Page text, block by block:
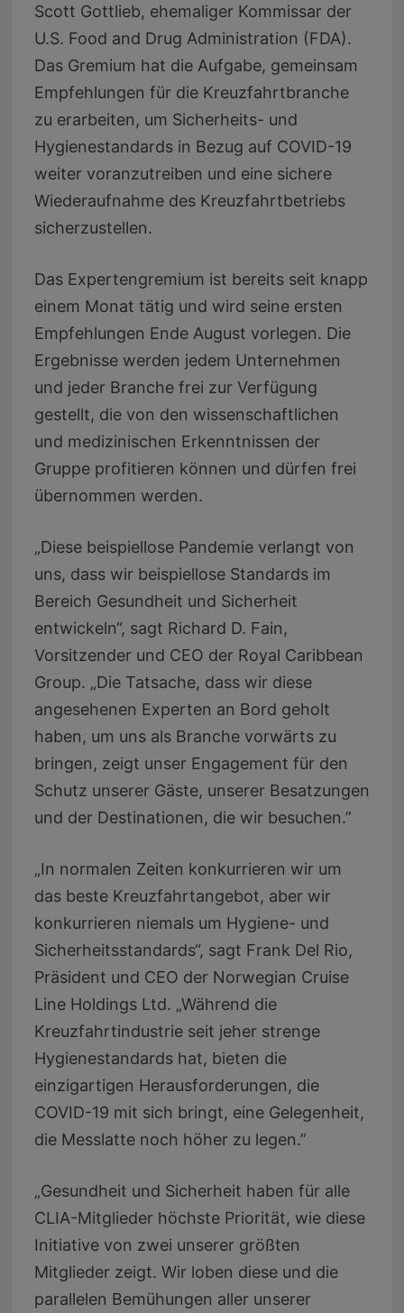
Scott Gottlieb, ehemaliger Kommissar der
U.S. Food and Drug Administration (FDA).
Das Gremium hat die Aufgabe, gemeinsam
Empfehlungen für die Kreuzfahrtbranche
zu erarbeiten, um Sicherheits- und
Hygienestandards in Bezug auf COVID-19
weiter voranzutreiben und eine sichere
Wiederaufnahme des Kreuzfahrtbetriebs
sicherzustellen.
Das Expertengremium ist bereits seit knapp
einem Monat tätig und wird seine ersten
Empfehlungen Ende August vorlegen. Die
Ergebnisse werden jedem Unternehmen
und jeder Branche frei zur Verfügung
gestellt, die von den wissenschaftlichen
und medizinischen Erkenntnissen der
Gruppe profitieren können und dürfen frei
übernommen werden.
„Diese beispiellose Pandemie verlangt von
uns, dass wir beispiellose Standards im
Bereich Gesundheit und Sicherheit
entwickeln“, sagt Richard D. Fain,
Vorsitzender und CEO der Royal Caribbean
Group. „Die Tatsache, dass wir diese
angesehenen Experten an Bord geholt
haben, um uns als Branche vorwärts zu
bringen, zeigt unser Engagement für den
Schutz unserer Gäste, unserer Besatzungen
und der Destinationen, die wir besuchen.”
„In normalen Zeiten konkurrieren wir um
das beste Kreuzfahrtangebot, aber wir
konkurrieren niemals um Hygiene- und
Sicherheitsstandards“, sagt Frank Del Rio,
Präsident und CEO der Norwegian Cruise
Line Holdings Ltd. „Während die
Kreuzfahrtindustrie seit jeher strenge
Hygienestandards hat, bieten die
einzigartigen Herausforderungen, die
COVID-19 mit sich bringt, eine Gelegenheit,
die Messlatte noch höher zu legen.”
„Gesundheit und Sicherheit haben für alle
CLIA-Mitglieder höchste Priorität, wie diese
Initiative von zwei unserer größten
Mitglieder zeigt. Wir loben diese und die
parallelen Bemühungen aller unserer